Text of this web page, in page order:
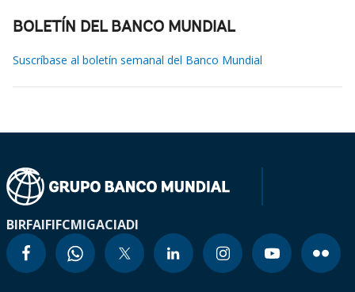
BOLETÍN DEL BANCO MUNDIAL
Suscríbase al boletín semanal del Banco Mundial
BIRFAIFIFCMIGACIADI